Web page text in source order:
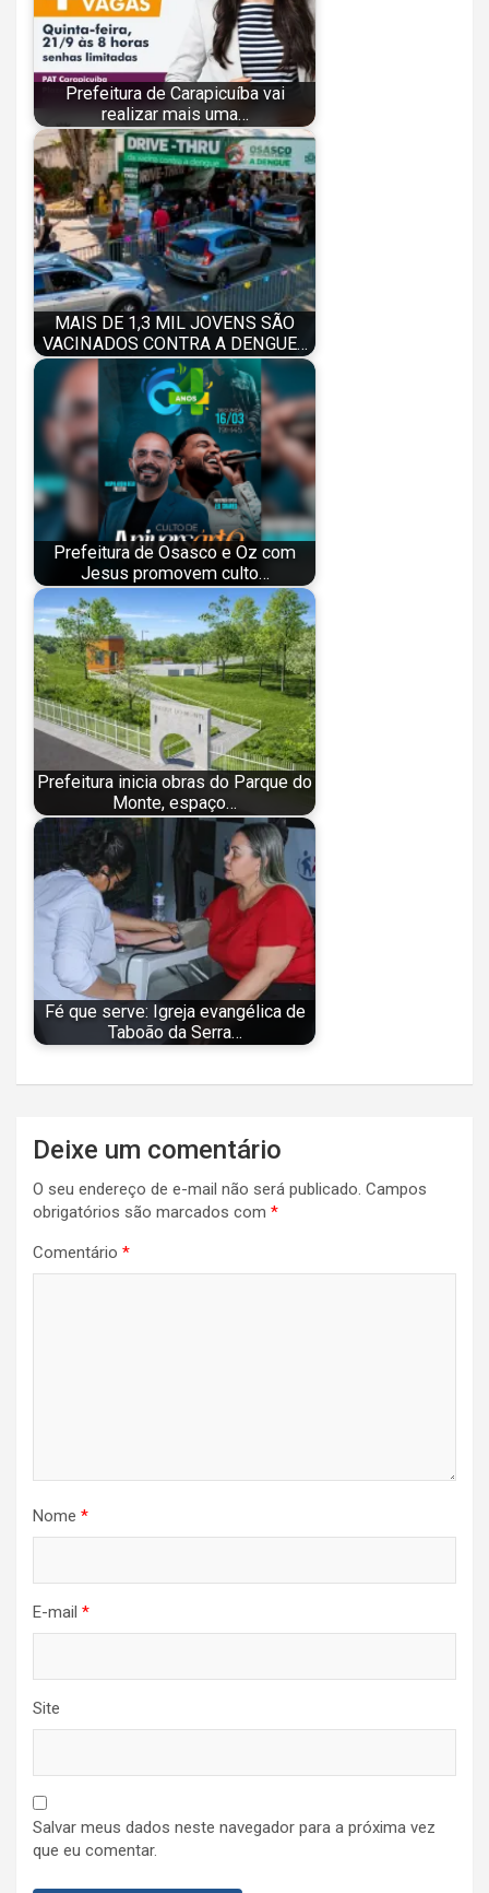
Prefeitura de Carapicuíba vai
realizar mais uma…
MAIS DE 1,3 MIL JOVENS SÃO
VACINADOS CONTRA A DENGUE…
Prefeitura de Osasco e Oz com
Jesus promovem culto…
Prefeitura inicia obras do Parque do
Monte, espaço…
Fé que serve: Igreja evangélica de
Taboão da Serra…
Navegação
de
Post
Deixe um comentário
O seu endereço de e-mail não será publicado. Campos
obrigatórios são marcados com *
Comentário *
Nome *
E-mail *
Site
Salvar meus dados neste navegador para a próxima vez
que eu comentar.